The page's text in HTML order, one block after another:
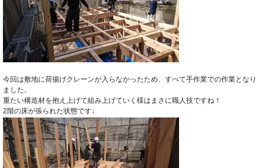
今回は敷地に荷揚げクレーンが入らなかったため、すべて手作業での作業となり
ました。
重たい構造材を抱え上げて組み上げていく様はまさに職人技ですね！
2階の床が張られた状態です↓